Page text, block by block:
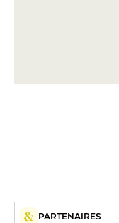
PARTENAIRES